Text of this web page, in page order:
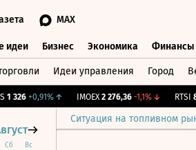
MAX
идеи Бизнес Экономика Финансы
Идеи управления Город
1 326 +0,91%↑ IMOEX 2 276,36 -1,1%↓ RTSI
Ситуация на топливном
Сб Вс